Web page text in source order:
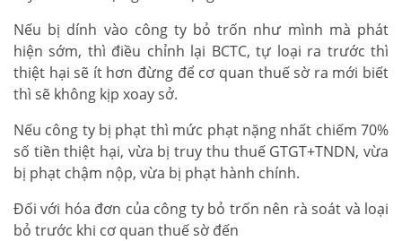
Nếu bị dính vào công ty bỏ trốn như mình mà phát
hiện sớm, thì điều chỉnh lại BCTC, tự loại ra trước thì
thiệt hại sẽ ít hơn đừng để cơ quan thuế sờ ra mới biết
thì sẽ không kịp xoay sở.
Nếu công ty bị phạt thì mức phạt nặng nhất chiếm 70%
số tiền thiệt hại, vừa bị truy thu thuế GTGT+TNDN, vừa
bị phạt chậm nộp, vừa bị phạt hành chính.
Đối với hóa đơn của công ty bỏ trốn nên rà soát và loại
bỏ trước khi cơ quan thuế sờ đến